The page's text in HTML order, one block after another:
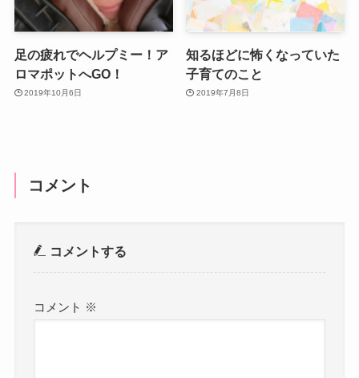
足の疲れでヘルプミー！ア
ロマポットへGO！
2019年10月6日
知るほどに怖くなっていた
子育てのこと
2019年7月8日
コメント
コメントする
コメント ※